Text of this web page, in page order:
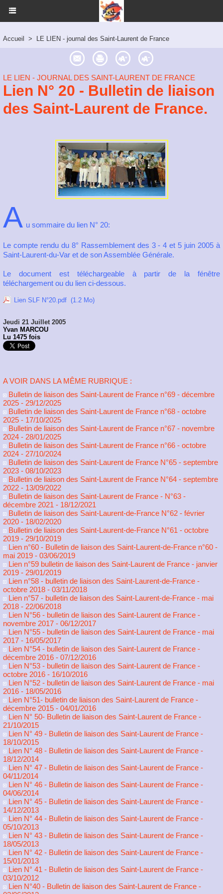
Accueil > LE LIEN - journal des Saint-Laurent de France
LE LIEN - JOURNAL DES SAINT-LAURENT DE FRANCE
Lien N° 20 - Bulletin de liaison
des Saint-Laurent de France.
A u sommaire du lien N° 20:
Le compte rendu du 8° Rassemblement des 3 - 4 et 5 juin 2005 à
Saint-Laurent-du-Var et de son Assemblée Générale.
Le document est téléchargeable à partir de la fénêtre
téléchargement ou du lien ci-dessous.
Lien SLF N°20.pdf (1.2 Mo)
Jeudi 21 Juillet 2005
Yvan MARCOU
Lu 1475 fois
A VOIR DANS LA MÊME RUBRIQUE :
Bulletin de liaison des Saint-Laurent de France n°69 - décembre
2025 - 29/12/2025
Bulletin de liaison des Saint-Laurent de France n°68 - octobre
2025 - 17/10/2025
Bulletin de liaison des Saint-Laurent de France n°67 - novembre
2024 - 28/01/2025
Bulletin de liaison des Saint-Laurent de France n°66 - octobre
2024 - 27/10/2024
Bulletin de liaison des Saint-Laurent de France N°65 - septembre
2023 - 08/10/2023
Bulletin de liaison des Saint-Laurent de France N°64 - septembre
2022 - 13/09/2022
Bulletin de liaison des Saint-Laurent de France - N°63 -
décembre 2021 - 18/12/2021
Bulletin de liaison des Saint-Laurent-de-France N°62 - février
2020 - 18/02/2020
Bulletin de liaison des Saint-Laurent-de-France N°61 - octobre
2019 - 29/10/2019
Lien n°60 - Bulletin de liaison des Saint-Laurent-de-France n°60 -
mai 2019 - 03/06/2019
Lien n°59 bulletin de liaison des Saint-Laurent de France - janvier
2019 - 29/01/2019
Lien n°58 - bulletin de liaison des Saint-Laurent-de-France -
octobre 2018 - 03/11/2018
Lien n°57 - bulletin de liaison des Saint-Laurent-de-France - mai
2018 - 22/06/2018
Lien N°56 - bulletin de liaison des Saint-Laurent de France -
novembre 2017 - 06/12/2017
Lien N°55 - bulletin de liaison des Saint-Laurent de France - mai
2017 - 16/05/2017
Lien N°54 - bulletin de liaison des Saint-Laurent de France -
décembre 2016 - 07/12/2016
Lien N°53 - bulletin de liaison des Saint-Laurent de France -
octobre 2016 - 16/10/2016
Lien N°52 - bulletin de liaison des Saint-Laurent de France - mai
2016 - 18/05/2016
Lien N°51- bulletin de liaison des Saint-Laurent de France -
décembre 2015 - 04/01/2016
Lien N° 50- Bulletin de liaison des Saint-Laurent de France -
21/10/2015
Lien N° 49 - Bulletin de liaison des Saint-Laurent de France -
18/10/2015
Lien N° 48 - Bulletin de liaison des Saint-Laurent de France -
18/12/2014
Lien N° 47 - Bulletin de liaison des Saint-Laurent de France -
04/11/2014
Lien N° 46 - Bulletin de liaison des Saint-Laurent de France -
04/06/2014
Lien N° 45 - Bulletin de liaison des Saint-Laurent de France -
14/12/2013
Lien N° 44 - Bulletin de liaison des Saint-Laurent de France -
05/10/2013
Lien N° 43 - Bulletin de liaison des Saint-Laurent de France -
18/05/2013
Lien N° 42 - Bulletin de liaison des Saint-Laurent de France -
15/01/2013
Lien N° 41 - Bulletin de liaison des Saint-Laurent de France -
03/10/2012
Lien N°40 - Bulletin de liaison des Saint-Laurent de France -